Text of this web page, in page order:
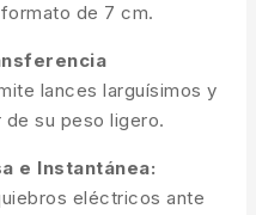
de 7 cm.
lances larguísimos y
su peso ligero.
e Instantánea:
eléctricos ante